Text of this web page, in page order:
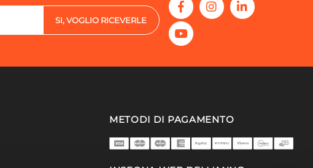
SI, VOGLIO RICEVERLE
METODI DI PAGAMENTO